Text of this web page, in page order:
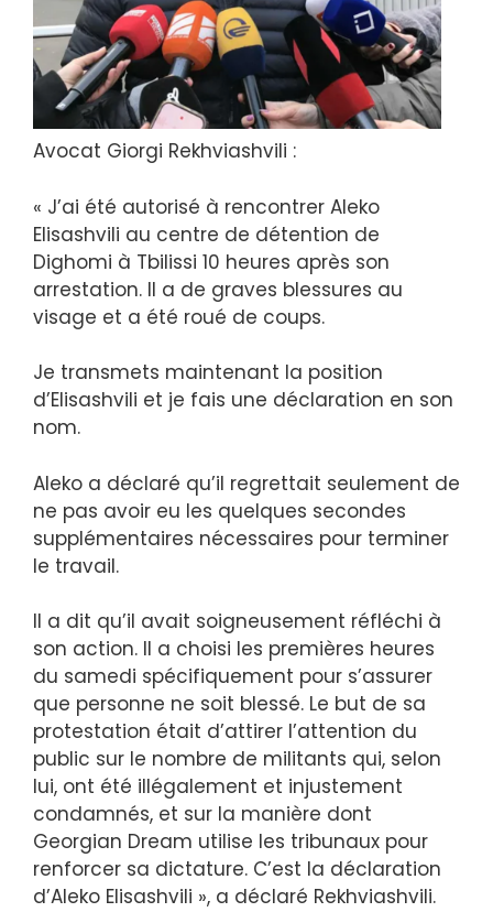
Avocat Giorgi Rekhviashvili :
« J’ai été autorisé à rencontrer Aleko
Elisashvili au centre de détention de
Dighomi à Tbilissi 10 heures après son
arrestation. Il a de graves blessures au
visage et a été roué de coups.
Je transmets maintenant la position
d’Elisashvili et je fais une déclaration en son
nom.
Aleko a déclaré qu’il regrettait seulement de
ne pas avoir eu les quelques secondes
supplémentaires nécessaires pour terminer
le travail.
Il a dit qu’il avait soigneusement réfléchi à
son action. Il a choisi les premières heures
du samedi spécifiquement pour s’assurer
que personne ne soit blessé. Le but de sa
protestation était d’attirer l’attention du
public sur le nombre de militants qui, selon
lui, ont été illégalement et injustement
condamnés, et sur la manière dont
Georgian Dream utilise les tribunaux pour
renforcer sa dictature. C’est la déclaration
d’Aleko Elisashvili », a déclaré Rekhviashvili.